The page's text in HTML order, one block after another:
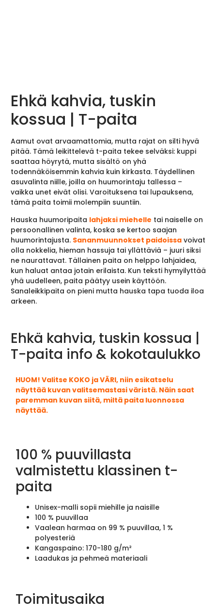
Ehkä kahvia, tuskin
kossua | T-paita
Aamut ovat arvaamattomia, mutta rajat on silti hyvä
pitää. Tämä leikittelevä t-paita tekee selväksi: kuppi
saattaa höyrytä, mutta sisältö on yhä
todennäköisemmin kahvia kuin kirkasta. Täydellinen
asuvalinta niille, joilla on huumorintaju tallessa –
vaikka unet eivät olisi. Varoituksena tai lupauksena,
tämä paita toimii molempiin suuntiin.
Hauska huumoripaita lahjaksi miehelle tai naiselle on
persoonallinen valinta, koska se kertoo saajan
huumorintajusta. Sananmuunnokset paidoissa voivat
olla nokkelia, hieman hassuja tai yllättäviä – juuri siksi
ne naurattavat. Tällainen paita on helppo lahjaidea,
kun haluat antaa jotain erilaista. Kun teksti hymyilyttää
yhä uudelleen, paita päätyy usein käyttöön.
Sanaleikkipaita on pieni mutta hauska tapa tuoda iloa
arkeen.
Ehkä kahvia, tuskin kossua |
T-paita info & kokotaulukko
HUOM! Valitse KOKO ja VÄRI, niin esikatselu
näyttää kuvan valitsemastasi väristä. Näin saat
paremman kuvan siitä, miltä paita luonnossa
näyttää.
100 % puuvillasta
valmistettu klassinen t-
paita
Unisex-malli sopii miehille ja naisille
100 % puuvillaa
Vaalean harmaa on 99 % puuvillaa, 1 %
polyesteriä
Kangaspaino: 170-180 g/m²
Laadukas ja pehmeä materiaali
Toimitusaika